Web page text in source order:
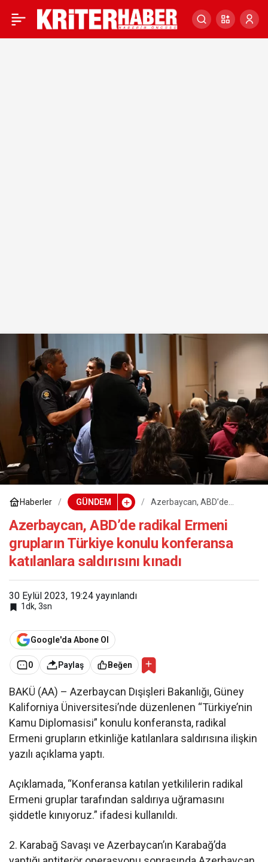
Haberler GÜNDEM
Azerbaycan, ABD’de
Türkiye konulu konferansa
katılanlara saldırısını kınadı
Azerbaycan, ABD’de radikal Ermeni
grupların Türkiye konulu konferansa
katılanlara saldırısını kınadı
30 Eylül 2023, 19:24 yayınlandı
1dk, 3sn
Google'da Abone Ol
0 Paylaş Beğen
BAKÜ (AA) – Azerbaycan Dışişleri Bakanlığı, Güney
Kaliforniya Üniversitesi’nde düzenlenen “Türkiye’nin
Kamu Diplomasisi” konulu konferansta, radikal
Ermeni grupların etkinliğe katılanlara saldırısına ilişkin
yazılı açıklama yaptı.
Açıklamada, “Konferansa katılan yetkililerin radikal
Ermeni gruplar tarafından saldırıya uğramasını
şiddetle kınıyoruz.” ifadesi kullanıldı.
2. Karabağ Savaşı ve Azerbaycan’ın Karabağ’da
Azerbaycan, ABD’de 0